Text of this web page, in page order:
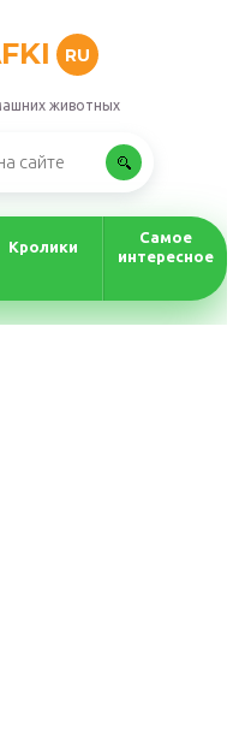
RU
животных
Кролики
Самое
интересное